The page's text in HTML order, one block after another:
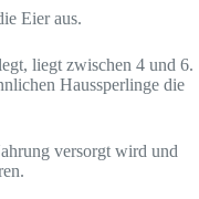
Eier aus.
liegt zwischen 4 und 6.
Haussperlinge die
versorgt wird und